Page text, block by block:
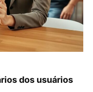
dos usuários